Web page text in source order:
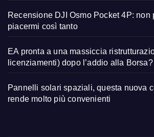
Recensione DJI Osmo Pocket 4P: non
piacermi così tanto
EA pronta a una massiccia
licenziamenti) dopo l’addio alla Borsa?
Pannelli solari spaziali, questa nuova
rende molto più convenienti